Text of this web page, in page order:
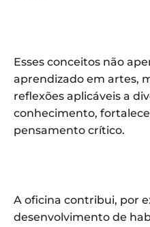
Esses conceitos não
aprendizado em artes,
reflexões aplicáveis a
conhecimento,
pensamento crítico.
A oficina contribui, por
desenvolvimento de